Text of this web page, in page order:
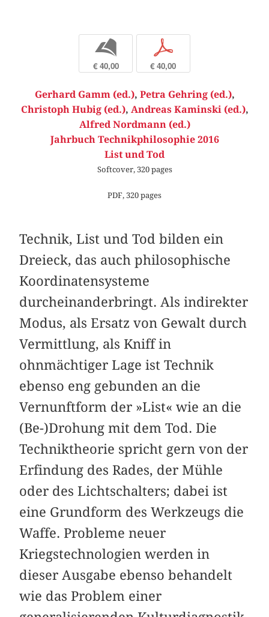
b
€ 40,00
p
€ 40,00
Gerhard Gamm (ed.), Petra Gehring (ed.),
Christoph Hubig (ed.), Andreas Kaminski (ed.),
Alfred Nordmann (ed.)
Jahrbuch Technikphilosophie 2016
List und Tod
Softcover, 320 pages
PDF, 320 pages
Technik, List und Tod bilden ein
Dreieck, das auch philosophische
Koordinatensysteme
durcheinanderbringt. Als indirekter
Modus, als Ersatz von Gewalt durch
Vermittlung, als Kniff in
ohnmächtiger Lage ist Technik
ebenso eng gebunden an die
Vernunftform der »List« wie an die
(Be-)Drohung mit dem Tod. Die
Techniktheorie spricht gern von der
Erfindung des Rades, der Mühle
oder des Lichtschalters; dabei ist
eine Grundform des Werkzeugs die
Waffe. Probleme neuer
Kriegstechnologien werden in
dieser Ausgabe ebenso behandelt
wie das Problem einer